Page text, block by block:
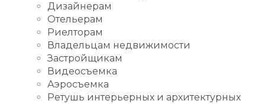
Дизайнерам
Отельерам
Риелторам
Владельцам недвижимости
Застройщикам
Видеосъемка
Аэросъемка
Ретушь интерьерных и архитектурных